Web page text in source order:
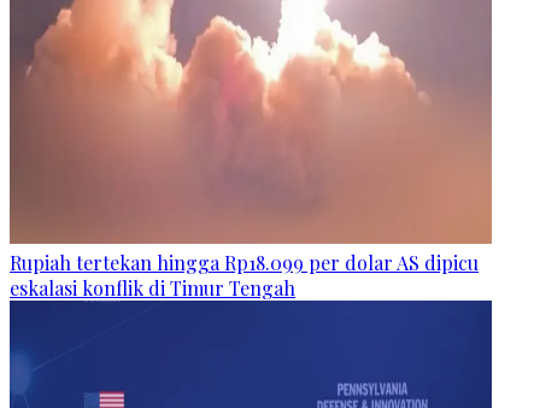
Rupiah tertekan hingga Rp18.099 per dolar AS dipicu
eskalasi konflik di Timur Tengah